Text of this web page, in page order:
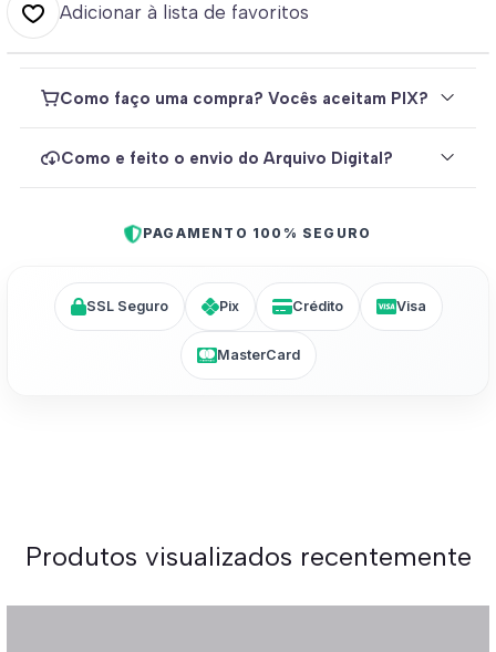
Adicionar à lista de favoritos
Como faço uma compra? Vocês aceitam PIX?
Como e feito o envio do Arquivo Digital?
PAGAMENTO 100% SEGURO
SSL Seguro Pix Crédito Visa
MasterCard
Produtos visualizados recentemente